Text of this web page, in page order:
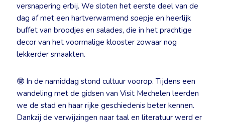
versnapering erbij. We sloten het eerste deel van de
dag af met een hartverwarmend soepje en heerlijk
buffet van broodjes en salades, die in het prachtige
decor van het voormalige klooster zowaar nog
lekkerder smaakten.
🤓 In de namiddag stond cultuur voorop. Tijdens een
wandeling met de gidsen van Visit Mechelen leerden
we de stad en haar rijke geschiedenis beter kennen.
Dankzij de verwijzingen naar taal en literatuur werd er